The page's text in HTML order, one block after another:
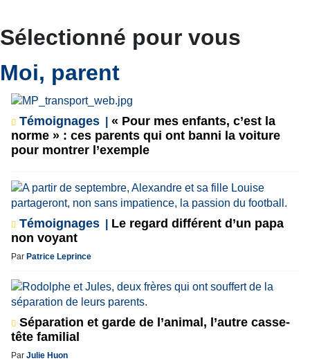
Sélectionné pour vous
Moi, parent
Témoignages
« Pour mes enfants, c’est la
norme » : ces parents qui ont banni la voiture
pour montrer l’exemple
Témoignages
Le regard différent d’un papa
non voyant
Par Patrice Leprince
Séparation et garde de l’animal, l’autre casse-
tête familial
Par Julie Huon